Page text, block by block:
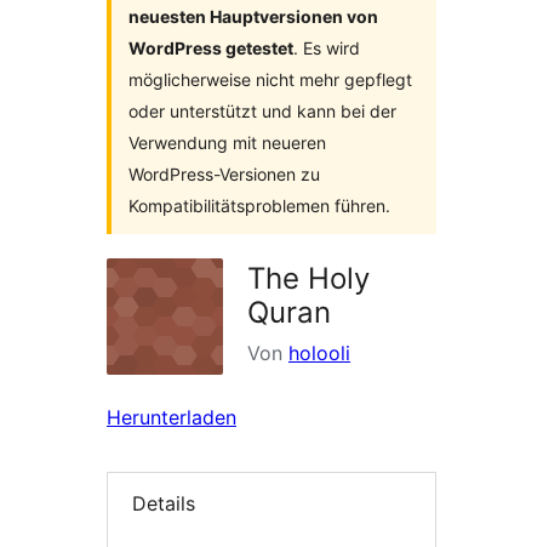
neuesten Hauptversionen von
WordPress getestet. Es wird
möglicherweise nicht mehr gepflegt
oder unterstützt und kann bei der
Verwendung mit neueren
WordPress-Versionen zu
Kompatibilitätsproblemen führen.
The Holy
Quran
Von holooli
Herunterladen
Details